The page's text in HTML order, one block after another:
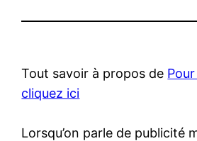
Tout savoir à propos de
cliquez ici
Lorsqu’on parle de publicité